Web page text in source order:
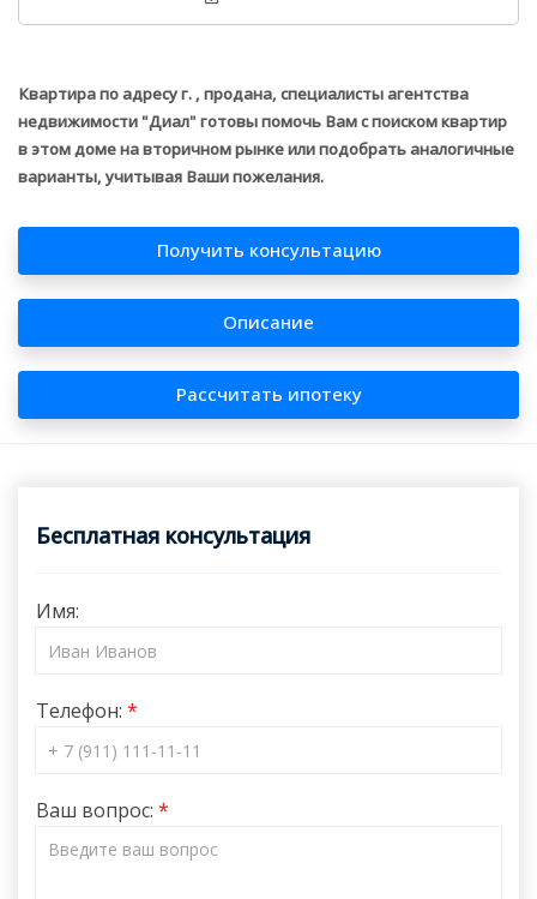
Квартира по адресу г. , продана, специалисты агентства
недвижимости "Диал" готовы помочь Вам с поиском квартир
в этом доме на вторичном рынке или подобрать аналогичные
варианты, учитывая Ваши пожелания.
Получить консультацию
Описание
Рассчитать ипотеку
Бесплатная консультация
Имя:
Телефон:
Ваш вопрос: